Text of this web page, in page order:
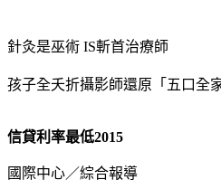
針灸是巫術 IS斬首治療師
孩子全夭折攝影師還原「五口全家
信貸利率最低2015
國際中心／綜合報導